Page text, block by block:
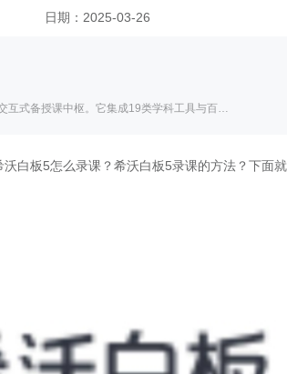
日期：2025-03-26
软件介绍: 希沃白板5电脑版是专为中小学教师打造的交互式备授课中枢。它集成19类学科工具与百万级课件库，...
白板5怎么录课？希沃白板5录课的方法？下面